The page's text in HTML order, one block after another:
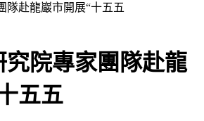
隊赴龍巖市開展“十五五
究院專家團隊赴龍
五五